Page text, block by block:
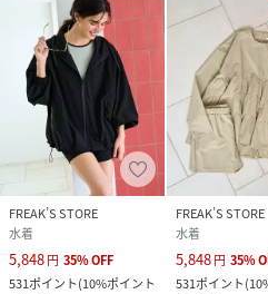
FREAK’S STORE
水着
5,848円 35%OFF
531ポイント(10%ポイント
FREAK’S STORE
水着
5,848円 35%
531ポイント(